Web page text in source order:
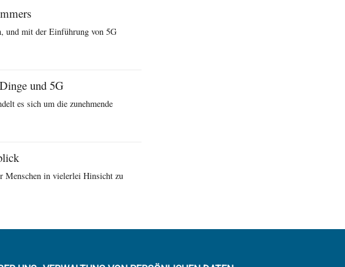
und mit der Einführung von 5G
und 5G
es sich um die zunehmende
Menschen in vielerlei Hinsicht zu